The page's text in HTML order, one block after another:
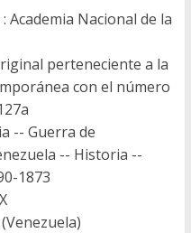
Academia Nacional de la
perteneciente a la
con el número
-- Guerra de
-- Historia --
1873